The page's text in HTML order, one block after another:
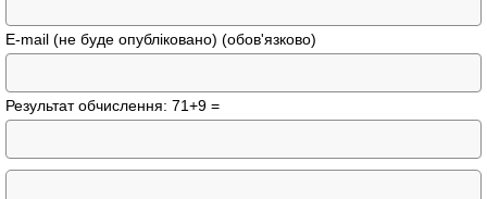
E-mail (не буде опубліковано) (обов'язково)
Результат обчислення: 71+9 =